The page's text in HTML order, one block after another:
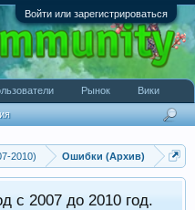
Войти или зарегистрироваться
2010) Ошибки (Архив)
с 2007 до 2010 год.
Рынок Вики